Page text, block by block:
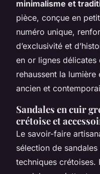
minimalisme et
pièce, conçue en
numéro unique,
d’exclusivité et
en or lignes délicates
rehaussent la
ancien et
Sandales en cuir
crétoise et
Le savoir-faire
sélection de
techniques crétoises.